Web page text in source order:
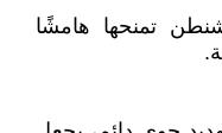
تمنحها هامشًا